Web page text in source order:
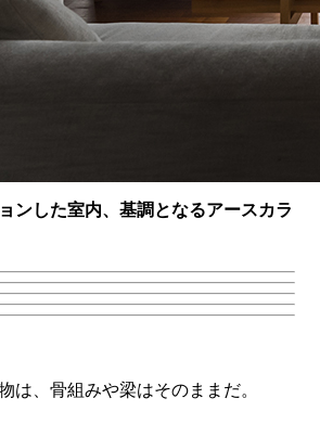
ンした室内、基調となるアースカラ
は、骨組みや梁はそのままだ。